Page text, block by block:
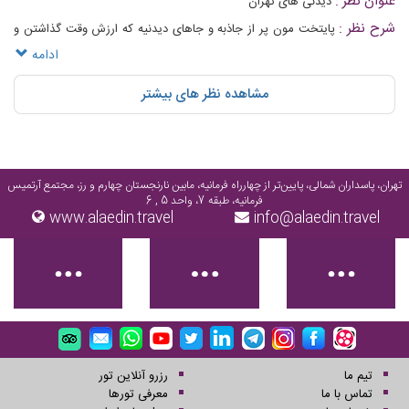
پردیس سینمایی چارسو در تهران پارک ملت تهران
شرح نظر : پایتخت مون پر از جاذبه و جاهای دیدنیه که ارزش وقت گذاشتن و
ادامه
مشاهده نظر های بیشتر
تهران، پاسداران شمالی، پایین‌تر از چهارراه فرمانیه، مابین نارنجستان چهارم و رز، مجتمع آرتمیس
فرمانیه، طبقه 7، واحد 5 , 6
info@alaedin.travel
www.alaedin.travel
تیم ما
تماس با ما
رزرو آنلاین تور
معرفی تورها